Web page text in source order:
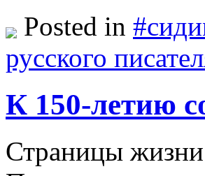
Posted in
русского
К 150-летию
Страницы жизни